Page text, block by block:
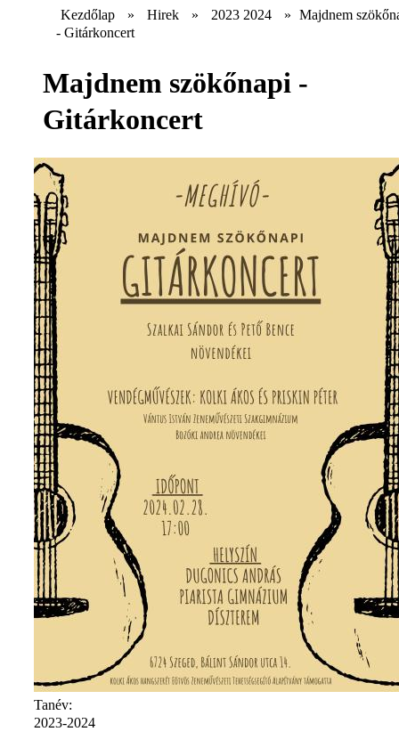
Kezdőlap » Hirek » 2023 2024 » Majdnem
- Gitárkoncert
Majdnem szökőnapi -
Gitárkoncert
Tanév:
2023-2024